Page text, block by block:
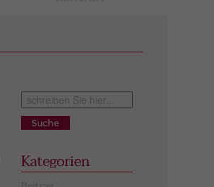
Suche
Kategorien